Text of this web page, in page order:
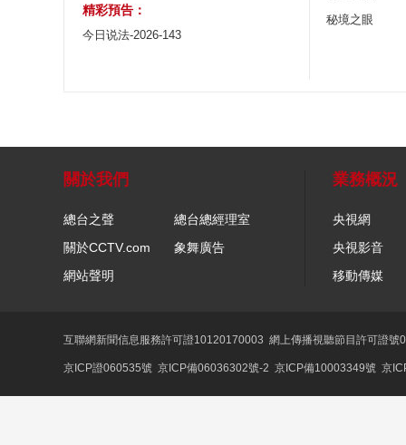
精彩預告：
今日说法-2026-143
秘境之眼
關於我們
總台之聲
總台總經理室
關於CCTV.com
象舞廣告
網站聲明
業務概況
央視網
央視影音
移動傳媒
互聯網新聞信息服務許可證10120170003 網上傳播視聽節目許可證
京ICP證060535號 京ICP備06036302號-2 京ICP備10003349號 京